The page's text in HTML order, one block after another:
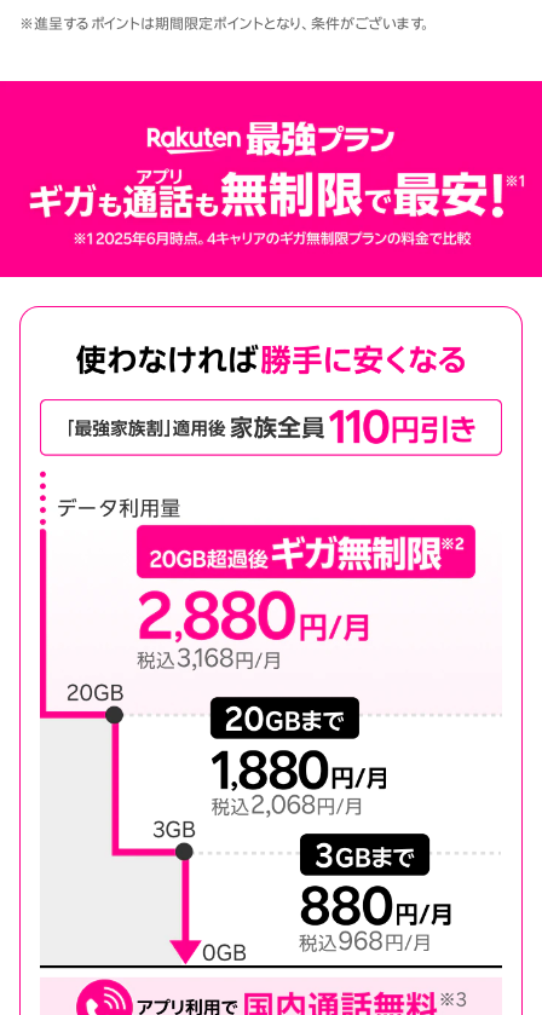
※進呈するポイントは期間限定ポイントとなり、条件がございます。